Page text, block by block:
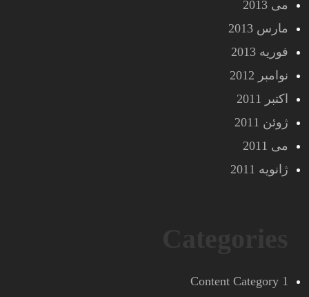
می 2013
مارس 2013
فوریه 2013
نوامبر 2012
اکتبر 2011
ژوئن 2011
می 2011
ژانویه 2011
Content Category 1